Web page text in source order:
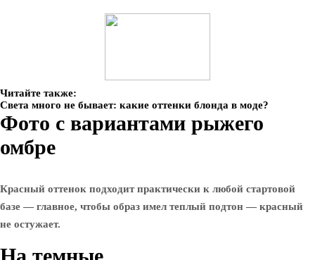
Читайте также:
Света много не бывает: какие оттенки блонда в моде?
Фото с вариантами рыжего
омбре
Красный оттенок подходит практически к любой стартовой
базе — главное, чтобы образ имел теплый подтон — красный
не остужает.